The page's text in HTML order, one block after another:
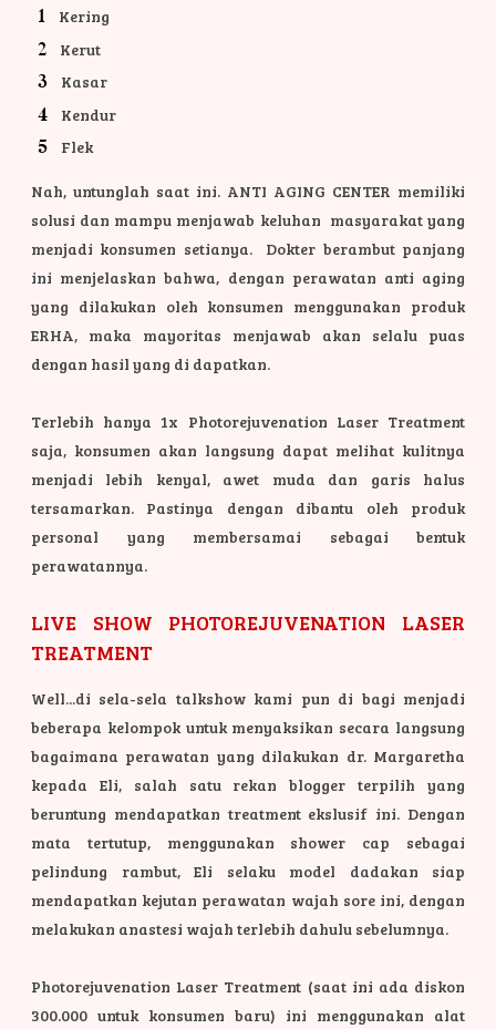
Kering
Kerut
Kasar
Kendur
Flek
Nah, untunglah saat ini. ANTI AGING CENTER memiliki
solusi dan mampu menjawab keluhan masyarakat yang
menjadi konsumen setianya. Dokter berambut panjang
ini menjelaskan bahwa, dengan perawatan anti aging
yang dilakukan oleh konsumen menggunakan produk
ERHA, maka mayoritas menjawab akan selalu puas
dengan hasil yang di dapatkan.
Terlebih hanya 1x Photorejuvenation Laser Treatment
saja, konsumen akan langsung dapat melihat kulitnya
menjadi lebih kenyal, awet muda dan garis halus
tersamarkan. Pastinya dengan dibantu oleh produk
personal yang membersamai sebagai bentuk
perawatannya.
LIVE SHOW PHOTOREJUVENATION LASER
TREATMENT
Well...di sela-sela talkshow kami pun di bagi menjadi
beberapa kelompok untuk menyaksikan secara langsung
bagaimana perawatan yang dilakukan dr. Margaretha
kepada Eli, salah satu rekan blogger terpilih yang
beruntung mendapatkan treatment ekslusif ini. Dengan
mata tertutup, menggunakan shower cap sebagai
pelindung rambut, Eli selaku model dadakan siap
mendapatkan kejutan perawatan wajah sore ini, dengan
melakukan anastesi wajah terlebih dahulu sebelumnya.
Photorejuvenation Laser Treatment (saat ini ada diskon
300.000 untuk konsumen baru) ini menggunakan alat